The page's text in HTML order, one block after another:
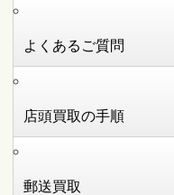
よくあるご質問
店頭買取の手順
郵送買取